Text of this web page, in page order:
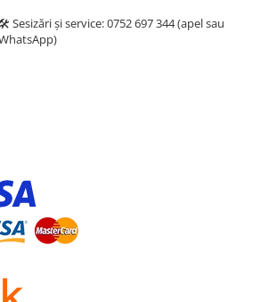
Sesizări și service: 0752 697 344 (apel sau